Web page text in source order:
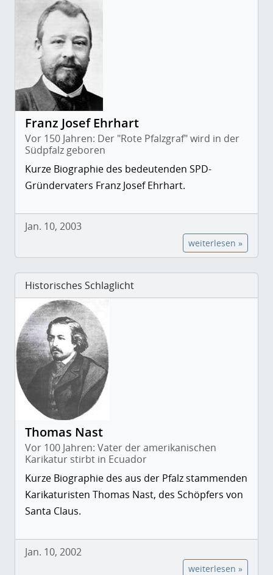
Franz Josef Ehrhart
Vor 150 Jahren: Der "Rote Pfalzgraf" wird in der
Südpfalz geboren
Kurze Biographie des bedeutenden SPD-
Gründervaters Franz Josef Ehrhart.
Jan. 10, 2003
weiterlesen »
Historisches Schlaglicht
Thomas Nast
Vor 100 Jahren: Vater der amerikanischen
Karikatur stirbt in Ecuador
Kurze Biographie des aus der Pfalz stammenden
Karikaturisten Thomas Nast, des Schöpfers von
Santa Claus.
Jan. 10, 2002
weiterlesen »